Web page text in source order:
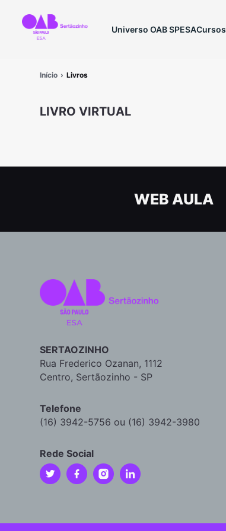
Universo OAB SPESACursos
Início Livros
LIVRO VIRTUAL
WEB AULA
SERTAOZINHO
Rua Frederico Ozanan, 1112
Centro, Sertãozinho - SP
Telefone
(16) 3942-5756 ou (16) 3942-3980
Rede Social